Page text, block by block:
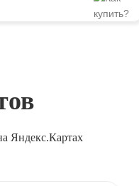
Яндекс.Картах